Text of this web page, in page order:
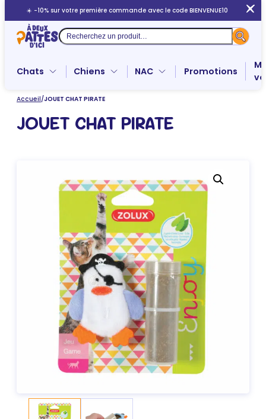
au
contenu
☀️ -10% sur votre première commande avec le code BIENVENUE10
Recherche
Chats Chiens NAC Promotions
Accueil/JOUET CHAT PIRATE
JOUET CHAT PIRATE